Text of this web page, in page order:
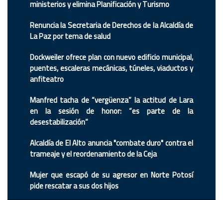
ministerios y elimina Planificación y Turismo
Renuncia la Secretaria de Derechos de la Alcaldía de
La Paz por tema de salud
Dockweiler ofrece plan con nuevo edificio municipal,
puentes, escaleras mecánicas, túneles, viaductos y
anfiteatro
Manfred tacha de “vergüenza” la actitud de Lara
en la sesión de honor: “es parte de la
desestabilización”
Alcaldía de El Alto anuncia "combate duro" contra el
trameaje y el reordenamiento de la Ceja
Mujer que escapó de su agresor en Norte Potosí
pide rescatar a sus dos hijos